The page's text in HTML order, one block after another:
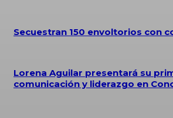
Secuestran 150 envoltorios con
Lorena Aguilar presentará su
comunicación y liderazgo en